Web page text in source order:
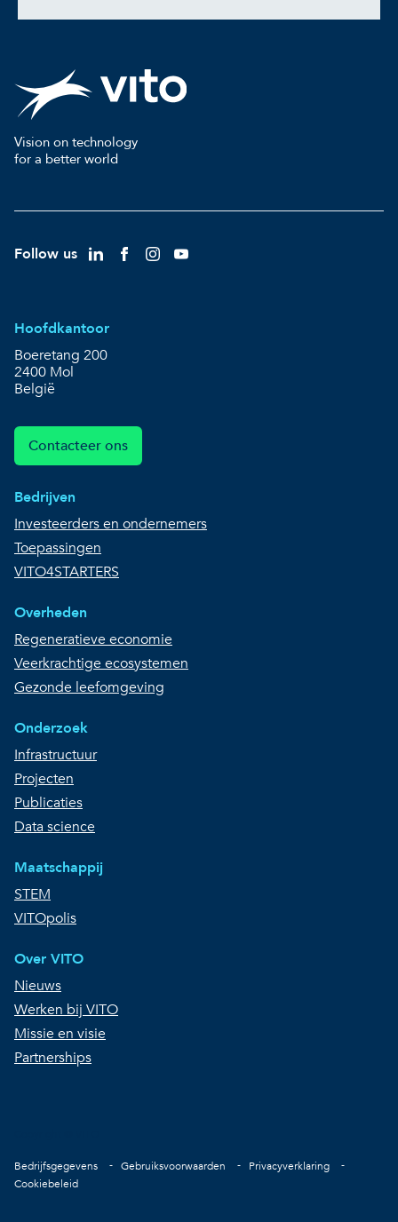
Vision on technology
for a better world
Follow us
Hoofdkantoor
Boeretang 200
2400 Mol
België
Contacteer ons
Bedrijven
Investeerders en ondernemers
Toepassingen
VITO4STARTERS
Overheden
Regeneratieve economie
Veerkrachtige ecosystemen
Gezonde leefomgeving
Onderzoek
Infrastructuur
Projecten
Publicaties
Data science
Maatschappij
STEM
VITOpolis
Over VITO
Nieuws
Werken bij VITO
Missie en visie
Partnerships
Voet
Bedrijfsgegevens Gebruiksvoorwaarden
Privacyverklaring
Cookiebeleid